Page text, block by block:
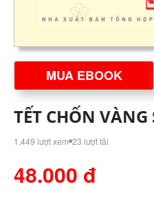
MUA EBOOK
TẾT CHỐN VÀNG
1,449 lượt xem 23 lượt tải
48.000 đ